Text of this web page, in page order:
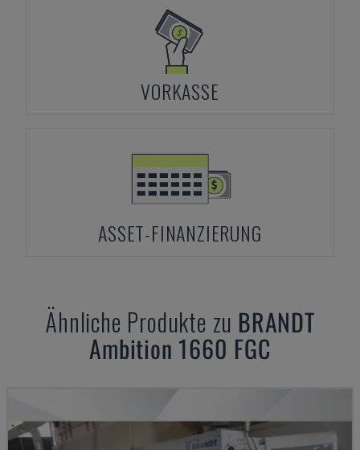
VORKASSE
ASSET-FINANZIERUNG
Ähnliche Produkte zu BRANDT
Ambition 1660 FGC